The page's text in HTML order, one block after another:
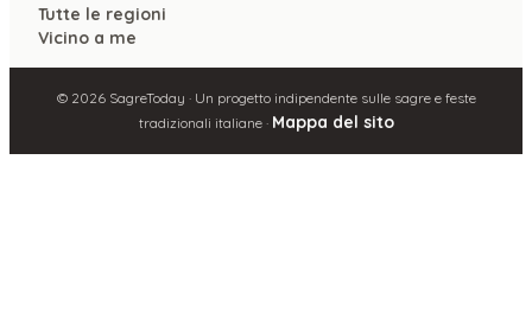
Tutte le regioni
Vicino a me
© 2026SagreToday · Un progetto indipendente sulle sagre e feste
tradizionali italiane · Mappa del sito